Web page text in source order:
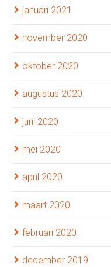
januari 2021
november 2020
oktober 2020
augustus 2020
juni 2020
mei 2020
april 2020
maart 2020
februari 2020
december 2019